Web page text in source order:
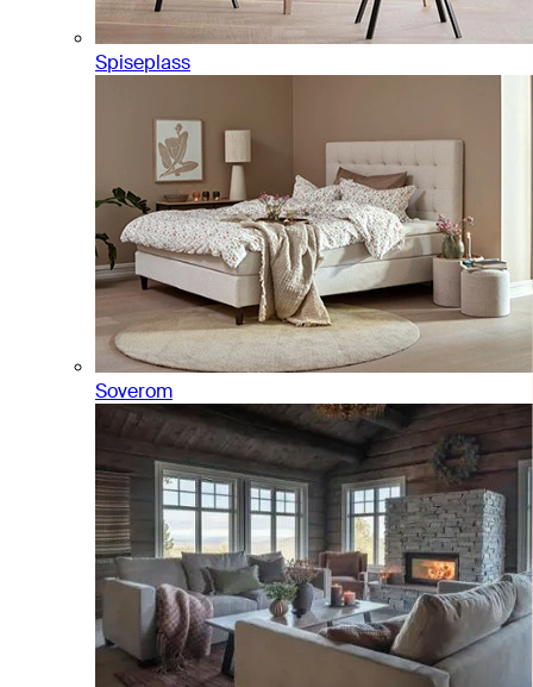
Spiseplass
Soverom